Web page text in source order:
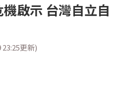
啟示 台灣自立自
更新)